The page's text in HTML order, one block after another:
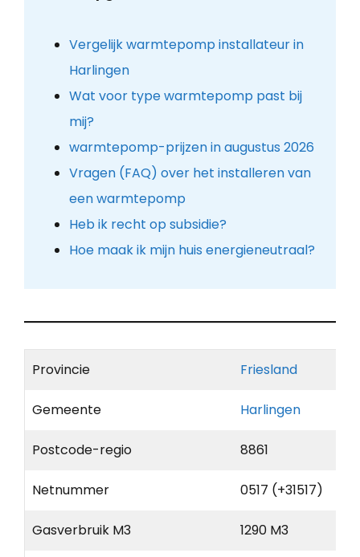
Vergelijk warmtepomp installateur in
Harlingen
Wat voor type warmtepomp past bij
mij?
warmtepomp-prijzen in augustus 2026
Vragen (FAQ) over het installeren van
een warmtepomp
Heb ik recht op subsidie?
Hoe maak ik mijn huis energieneutraal?
Provincie Friesland
Gemeente Harlingen
Postcode-regio 8861
Netnummer 0517 (+31517)
Gasverbruik M3 1290 M3